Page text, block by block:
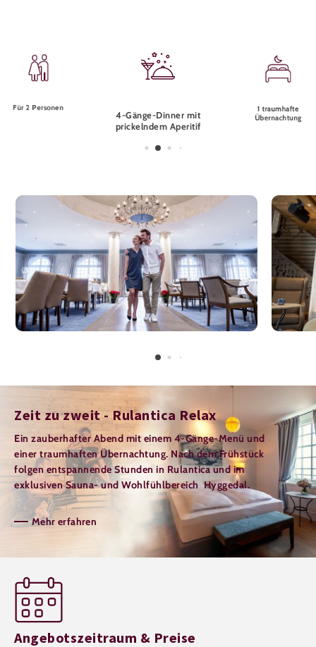
Für 2 Personen
4-Gänge-Dinner mit
prickelndem Aperitif
1 traumhafte
Übernachtung
Zeit zu zweit - Rulantica Relax
Ein zauberhafter Abend mit einem 4-Gänge-Menü und
einer traumhaften Übernachtung. Nach dem Frühstück
folgen entspannende Stunden in Rulantica und im
exklusiven Sauna- und Wohlfühlbereich Hyggedal.
Mehr erfahren
Angebotszeitraum & Preise